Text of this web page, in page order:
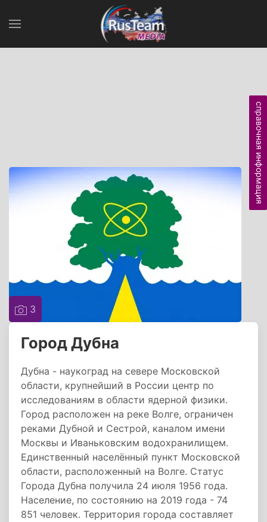
3
Город Дубна
Дубна - наукоград на севере Московской
области, крупнейший в России центр по
исследованиям в области ядерной физики.
Город расположен на реке Волге, ограничен
реками Дубной и Сестрой, каналом имени
Москвы и Иваньковским водохранилищем.
Единственный населённый пункт Московской
области, расположенный на Волге. Статус
Города Дубна получила 24 июля 1956 года.
Население, по состоянию на 2019 года - 74
851 человек. Территория города составляет
справочная информация